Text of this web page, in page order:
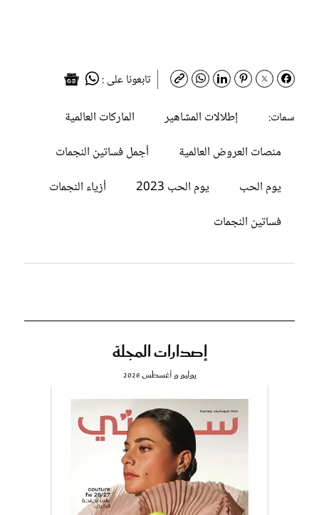
تابعونا على :
سمات:
إطلالات المشاهير
الماركات العالمية
منصات العروض العالمية
أجمل فساتين النجمات
يوم الحب
يوم الحب 2023
أزياء النجمات
فساتين النجمات
إصدارات المجلة
يوليو و أغسطس 2026